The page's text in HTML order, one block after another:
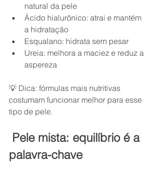
natural da pele
Ácido hialurônico: atrai e mantém
a hidratação
Esqualano: hidrata sem pesar
Ureia: melhora a maciez e reduz a
aspereza
💡 Dica: fórmulas mais nutritivas
costumam funcionar melhor para esse
tipo de pele.
palavra-chave